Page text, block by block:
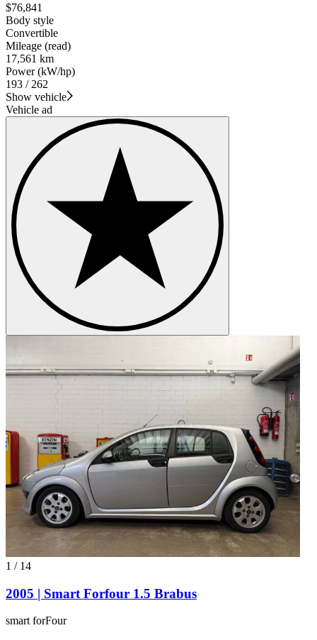
$76,841
Body style
Convertible
Mileage (read)
17,561 km
Power (kW/hp)
193 / 262
Show vehicle
Vehicle ad
1 / 14
2005 | Smart Forfour 1.5 Brabus
smart forFour